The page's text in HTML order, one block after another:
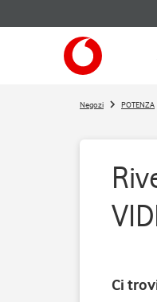
Negozi POTENZA
Ci